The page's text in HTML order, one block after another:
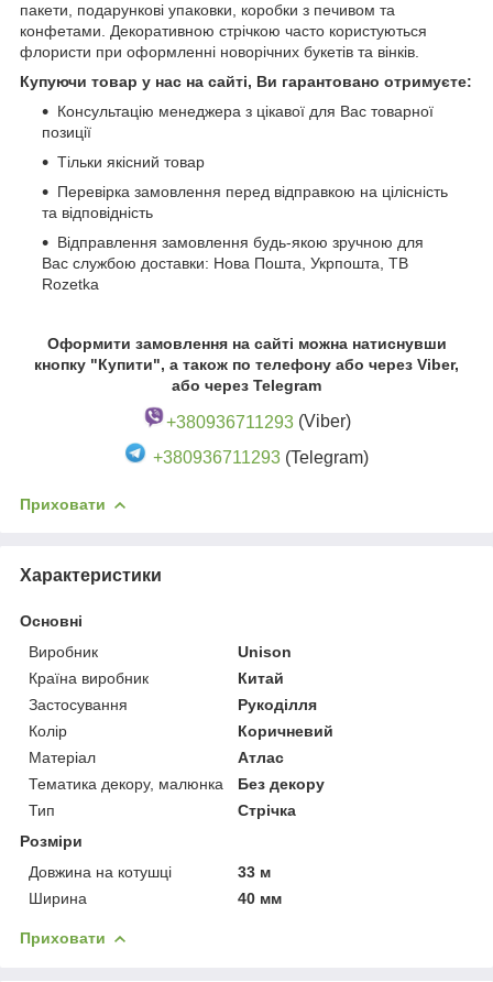
пакети, подарункові упаковки, коробки з печивом та
конфетами. Декоративною стрічкою часто користуються
флористи при оформленні новорічних букетів та вінків.
Купуючи товар у нас на сайті, Ви гарантовано отримуєте:
Консультацію менеджера з цікавої для Вас товарної
позиції
Тільки якісний товар
Перевірка замовлення перед відправкою на цілісність
та відповідність
Відправлення замовлення будь-якою зручною для
Вас службою доставки: Нова Пошта, Укрпошта, ТВ
Rozetka
Оформити замовлення на сайті можна натиснувши
кнопку "Купити", а також по телефону або через Viber,
або через Telegram
+380936711293(Viber)
+380936711293 (Telegram)
Приховати
Характеристики
Основні
Виробник
Unison
Країна виробник
Китай
Застосування
Рукоділля
Колір
Коричневий
Матеріал
Атлас
Тематика декору, малюнка
Без декору
Тип
Стрічка
Розміри
Довжина на котушці
33 м
Ширина
40 мм
Приховати